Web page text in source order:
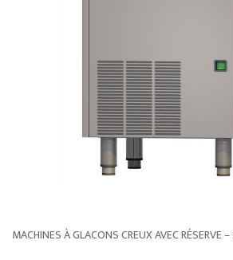
MACHINES À GLACONS CREUX AVEC RÉSERVE